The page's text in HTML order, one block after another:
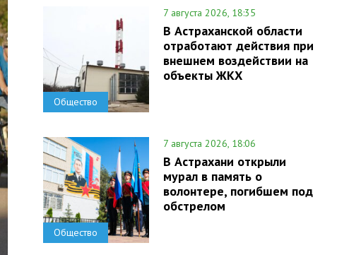
Общество
7 августа 2026, 18:35
В Астраханской области
отработают действия при
внешнем воздействии на
объекты ЖКХ
Общество
7 августа 2026, 18:06
В Астрахани открыли
мурал в память о
волонтере, погибшем под
обстрелом